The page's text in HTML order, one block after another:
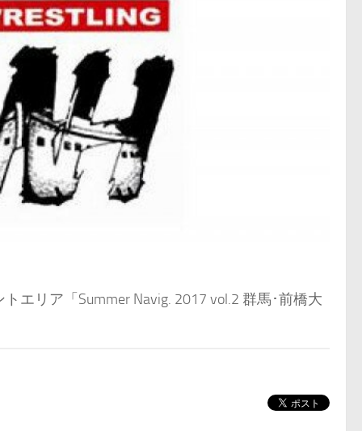
エリア「Summer Navig. 2017 vol.2 群馬･前橋大